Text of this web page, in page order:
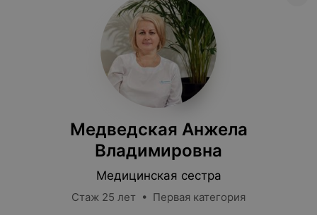
Медведская Анжела
Владимировна
Медицинская сестра
Стаж 25 лет • Первая категория